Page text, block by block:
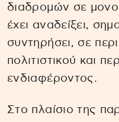
διαδρομών σε
έχει αναδείξει,
συντηρήσει, σε
πολιτιστικού και
ενδιαφέροντος.
Στο πλαίσιο της